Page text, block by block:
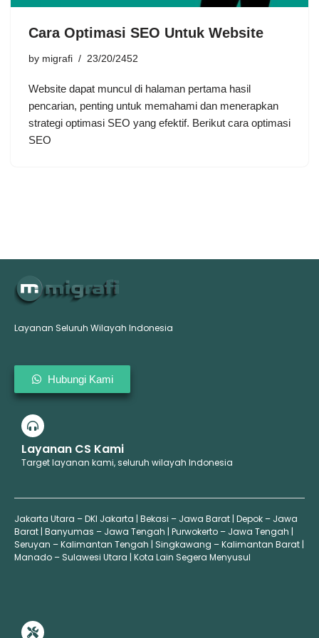
Cara Optimasi SEO Untuk Website
by migrafi 23/20/2452
Website dapat muncul di halaman pertama hasil
pencarian, penting untuk memahami dan menerapkan
strategi optimasi SEO yang efektif. Berikut cara optimasi
SEO
Layanan Seluruh Wilayah Indonesia
Hubungi Kami
Layanan CS Kami
Target layanan kami, seluruh wilayah Indonesia
Jakarta Utara – DKI Jakarta | Bekasi – Jawa Barat | Depok – Jawa
Barat | Banyumas – Jawa Tengah | Purwokerto – Jawa Tengah |
Seruyan – Kalimantan Tengah | Singkawang – Kalimantan Barat |
Manado – Sulawesi Utara | Kota Lain Segera Menyusul